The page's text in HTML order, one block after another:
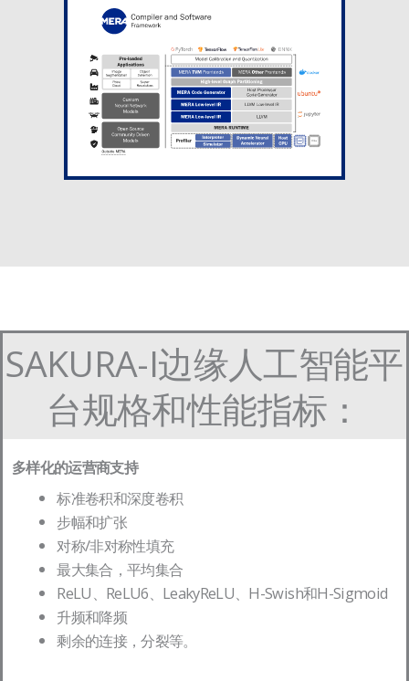
SAKURA-I边缘人工智能平
台规格和性能指标：
多样化的运营商支持
标准卷积和深度卷积
步幅和扩张
对称/非对称性填充
最大集合，平均集合
ReLU、ReLU6、LeakyReLU、H-Swish和H-Sigmoid
升频和降频
剩余的连接，分裂等。